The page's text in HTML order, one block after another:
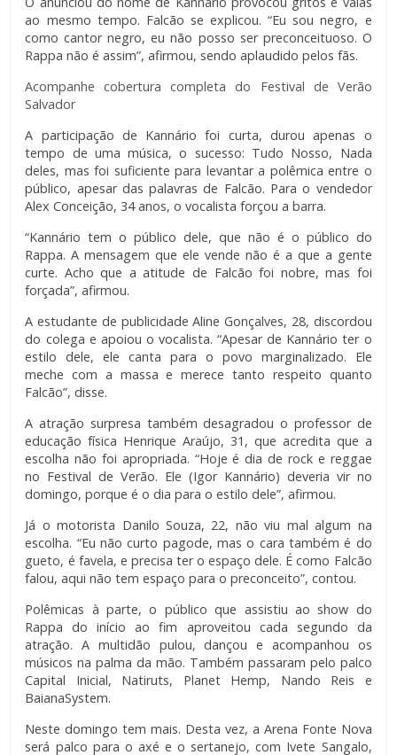
ao mesmo tempo. Falcão se explicou. “Eu sou negro, e
como cantor negro, eu não posso ser preconceituoso. O
Rappa não é assim”, afirmou, sendo aplaudido pelos fãs.
Acompanhe cobertura completa do Festival de Verão
Salvador
A participação de Kannário foi curta, durou apenas o
tempo de uma música, o sucesso: Tudo Nosso, Nada
deles, mas foi suficiente para levantar a polêmica entre o
público, apesar das palavras de Falcão. Para o vendedor
Alex Conceição, 34 anos, o vocalista forçou a barra.
“Kannário tem o público dele, que não é o público do
Rappa. A mensagem que ele vende não é a que a gente
curte. Acho que a atitude de Falcão foi nobre, mas foi
forçada”, afirmou.
A estudante de publicidade Aline Gonçalves, 28, discordou
do colega e apoiou o vocalista. “Apesar de Kannário ter o
estilo dele, ele canta para o povo marginalizado. Ele
meche com a massa e merece tanto respeito quanto
Falcão”, disse.
A atração surpresa também desagradou o professor de
educação física Henrique Araújo, 31, que acredita que a
escolha não foi apropriada. “Hoje é dia de rock e reggae
no Festival de Verão. Ele (Igor Kannário) deveria vir no
domingo, porque é o dia para o estilo dele”, afirmou.
Já o motorista Danilo Souza, 22, não viu mal algum na
escolha. “Eu não curto pagode, mas o cara também é do
gueto, é favela, e precisa ter o espaço dele. É como Falcão
falou, aqui não tem espaço para o preconceito”, contou.
Polêmicas à parte, o público que assistiu ao show do
Rappa do início ao fim aproveitou cada segundo da
atração. A multidão pulou, dançou e acompanhou os
músicos na palma da mão. Também passaram pelo palco
Capital Inicial, Natiruts, Planet Hemp, Nando Reis e
BaianaSystem.
Neste domingo tem mais. Desta vez, a Arena Fonte Nova
será palco para o axé e o sertanejo, com Ivete Sangalo,